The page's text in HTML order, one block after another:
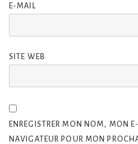
E-MAIL
SITE WEB
ENREGISTRER MON NOM, MON
NAVIGATEUR POUR MON